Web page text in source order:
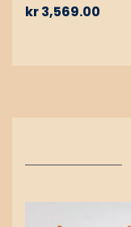
kr3,569.00